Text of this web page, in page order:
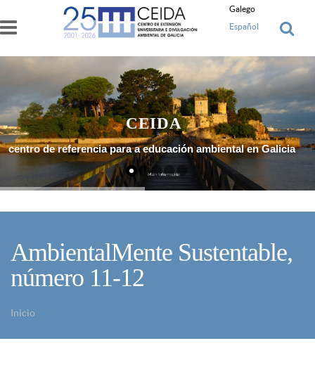
Ir o contido principal
Galego
Español
centro de referencia para a educación ambiental en Galicia
Máis Información
CEIDA
AmbientalMente Sustentable,
número 11-12
Inicio